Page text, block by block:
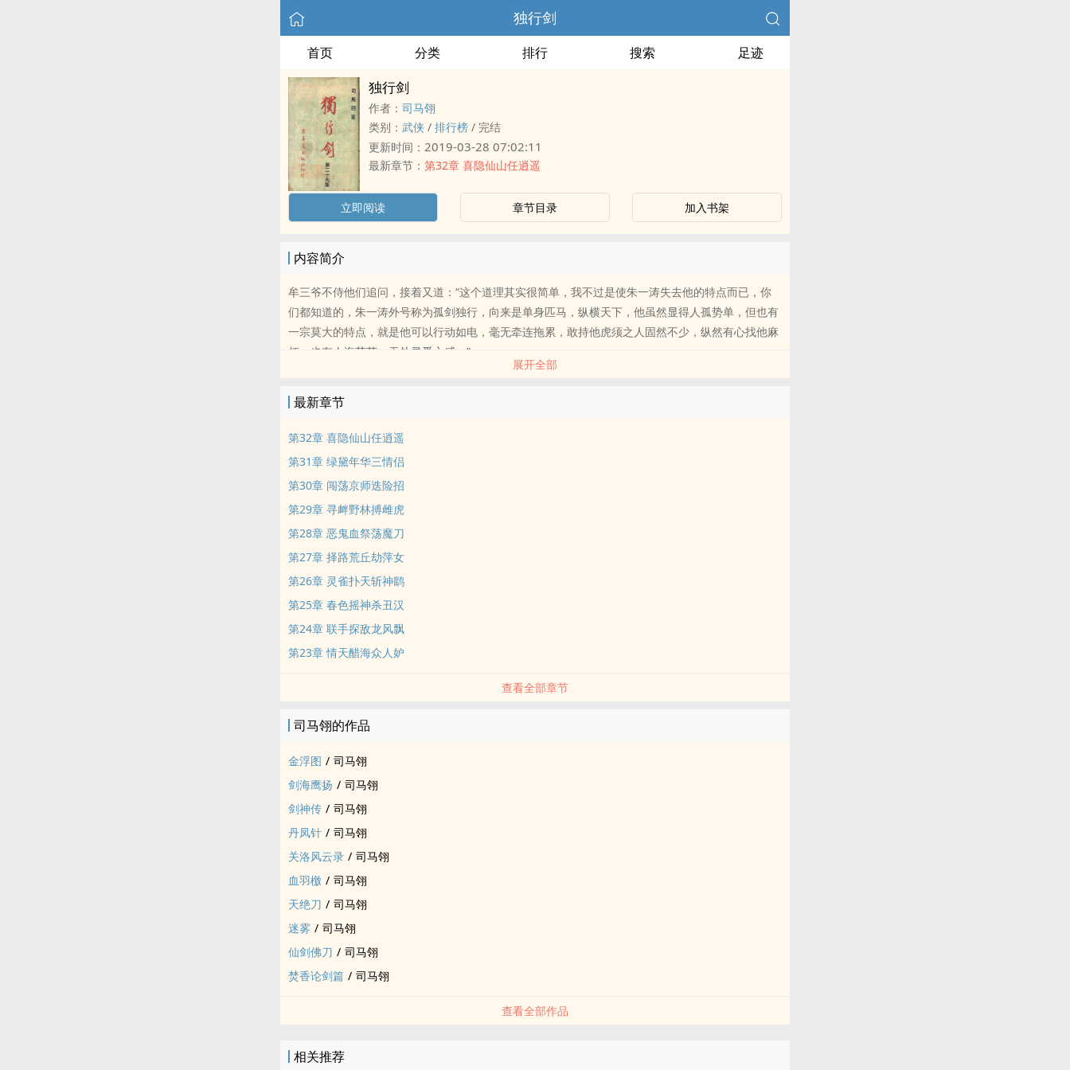
独行剑
首页 分类 排行 搜索 足迹
独行剑
作者： 司马翎
类别： 武侠 / 排行榜 / 完结
更新时间： 2019-03-28 07:02:11
最新章节： 第32章 喜隐仙山任逍遥
立即阅读 章节目录 加入书架
内容简介
牟三爷不侍他们追问，接着又道：“这个道理其实很简单，我不过是使朱一涛失去他的特点而已，你
们都知道的，朱一涛外号称为孤剑独行，向来是单身匹马，纵横天下，他虽然显得人孤势单，但也有
一宗莫大的特点，就是他可以行动如电，毫无牵连拖累，敢持他虎须之人固然不少，纵然有心找他麻
烦，也有人海茫茫，无处寻觅之感。”
展开全部
最新章节
第32章 喜隐仙山任逍遥
第31章 绿黛年华三情侣
第30章 闯荡京师迭险招
第29章 寻衅野林搏雌虎
第28章 恶鬼血祭荡魔刀
第27章 择路荒丘劫萍女
第26章 灵雀扑天斩神鹞
第25章 春色摇神杀丑汉
第24章 联手探敌龙风飘
第23章 情天醋海众人妒
查看全部章节
司马翎的作品
金浮图 / 司马翎
剑海鹰扬 / 司马翎
剑神传 / 司马翎
丹凤针 / 司马翎
关洛风云录 / 司马翎
血羽檄 / 司马翎
天绝刀 / 司马翎
迷雾 / 司马翎
仙剑佛刀 / 司马翎
焚香论剑篇 / 司马翎
查看全部作品
相关推荐